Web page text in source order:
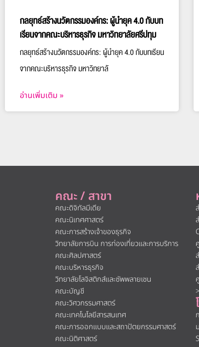
กลยุทธ์สร้างนวัตกรรมองค์กร: ผู้นำยุค 4.0 กับบท
เรียนจากคณะบริหารธุรกิจ มหาวิทยาลัยศรีปทุม
กลยุทธ์สร้างนวัตกรรมองค์กร: ผู้นำยุค 4.0 กับบทเรียน
จากคณะบริหารธุรกิจ มหาวิทยาลั
อ่านเพิ่มเติม »
คณะ / สาขา
คณะดิจิทัลมีเดีย
คณะนิเทศศาสตร์
คณะการสร้างเจ้าของธุรกิจ
วิทยาลัยการบิน การท่องเที่ยวและการบริการ
คณะศิลปศาสตร์
คณะบริหารธุรกิจ
วิทยาลัยโลจิสติกส์และซัพพลายเชน
คณะบัญชี
คณะวิศวกรรมศาสตร์
คณะเทคโนโลยีสารสนเทศ
คณะการออกแบบและสถาปัตยกรรมศาสตร์
คณะนิติศาสตร์